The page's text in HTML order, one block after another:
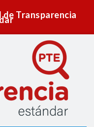
Transparencia